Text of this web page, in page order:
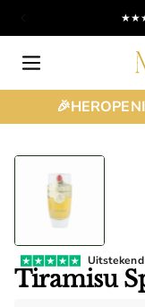
Uitstekend
Tiramisu